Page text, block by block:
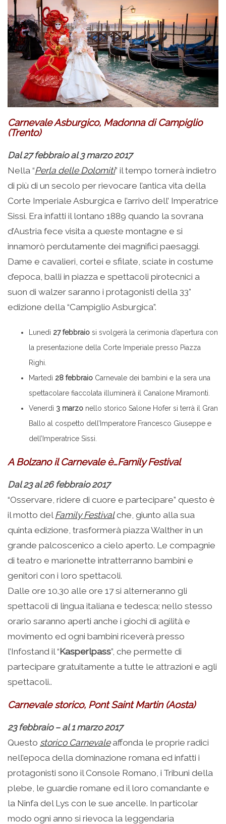
Carnevale Asburgico, Madonna di Campiglio
(Trento)
Dal 27 febbraio al 3 marzo 2017
Nella “Perla delle Dolomiti” il tempo tornerà indietro
di più di un secolo per rievocare l’antica vita della
Corte Imperiale Asburgica e l’arrivo dell’ Imperatrice
Sissi. Era infatti il lontano 1889 quando la sovrana
d’Austria fece visita a queste montagne e si
innamorò perdutamente dei magnifici paesaggi.
Dame e cavalieri, cortei e sfilate, sciate in costume
d’epoca, balli in piazza e spettacoli pirotecnici a
suon di walzer saranno i protagonisti della 33°
edizione della “Campiglio Asburgica”.
Lunedì 27 febbraio si svolgerà la cerimonia d’apertura con
la presentazione della Corte Imperiale presso Piazza
Righi.
Martedì 28 febbraio Carnevale dei bambini e la sera una
spettacolare fiaccolata illuminerà il Canalone Miramonti.
Venerdì 3 marzo nello storico Salone Hofer si terrà il Gran
Ballo al cospetto dell’Imperatore Francesco Giuseppe e
dell’Imperatrice Sissi.
A Bolzano il Carnevale è…Family Festival
Dal 23 al 26 febbraio 2017
“Osservare, ridere di cuore e partecipare” questo è
il motto del Family Festivalche, giunto alla sua
quinta edizione, trasformerà piazza Walther in un
grande palcoscenico a cielo aperto. Le compagnie
di teatro e marionette intratterranno bambini e
genitori con i loro spettacoli.
Dalle ore 10.30 alle ore 17 si alterneranno gli
spettacoli di lingua italiana e tedesca; nello stesso
orario saranno aperti anche i giochi di agilità e
movimento ed ogni bambini riceverà presso
l’Infostand il “Kasperlpass”, che permette di
partecipare gratuitamente a tutte le attrazioni e agli
spettacoli..
Carnevale storico, Pont Saint Martin (Aosta)
23 febbraio – al 1 marzo 2017
Questo storico Carnevaleaffonda le proprie radici
nell’epoca della dominazione romana ed infatti i
protagonisti sono il Console Romano, i Tribuni della
plebe, le guardie romane ed il loro comandante e
la Ninfa del Lys con le sue ancelle. In particolar
modo ogni anno si rievoca la leggendaria